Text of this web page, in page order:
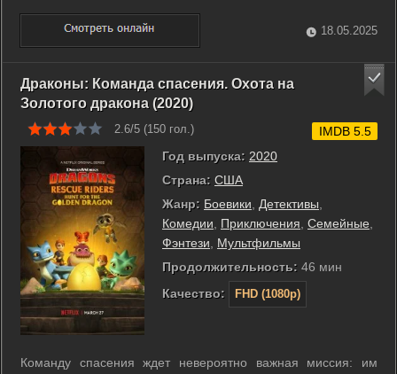
Дре начинает видеть свою идеальную жизнь совершенно
по-другому… ...
18.05.2025
Драконы: Команда спасения. Охота на
Золотого дракона (2020)
2.6/5 (150 гол.)
Год выпуска: 2020
Страна: США
Жанр: Боевики Детективы
Комедии
Приключения Семейные
Фэнтези
Мультфильмы
Продолжительность: 46 мин
Качество:
FHD (1080p)
IMDB 5.5
Команду спасения ждет невероятно важная миссия: им